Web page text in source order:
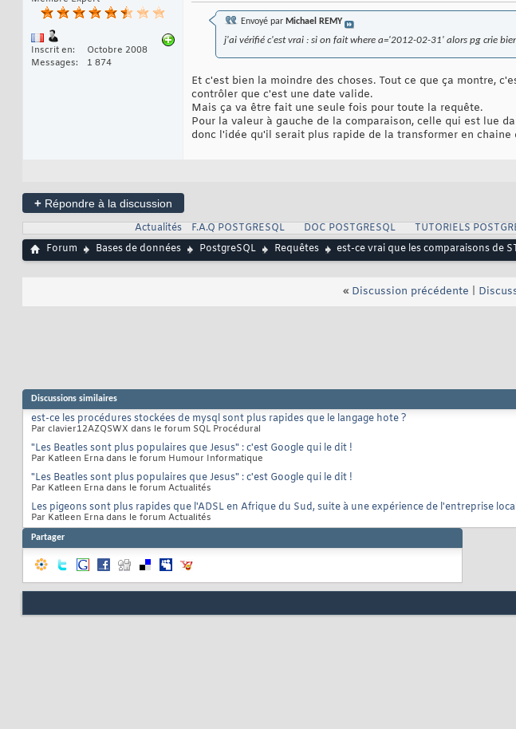
Inscrit en
Octobre 2008
Messages
1 874
Envoyé par Michael REMY
j'ai vérifié c'est vrai : si on fait where a='2012-02-31' alors pg crie
Et c'est bien la moindre des choses. Tout ce que ça montre,
contrôler que c'est une date valide.
Mais ça va être fait une seule fois pour toute la requête.
Pour la valeur à gauche de la comparaison, celle qui est lue
donc l'idée qu'il serait plus rapide de la transformer en chaine
+ Répondre à la discussion
Actualités
F.A.Q POSTGRESQL DOC POSTGRESQL TUTORIELS
Forum
Bases de données PostgreSQL Requêtes est-ce vrai que les comparaisons de
« Discussion précédente
Discussions similaires
est-ce les procédures stockées de mysql sont plus rapides que le langage hote ?
Par clavier12AZQSWX dans le forum SQL Procédural
"Les Beatles sont plus populaires que Jesus" : c'est Google qui le dit !
Par Katleen Erna dans le forum Humour Informatique
"Les Beatles sont plus populaires que Jesus" : c'est Google qui le dit !
Par Katleen Erna dans le forum Actualités
Les pigeons sont plus rapides que l'ADSL en Afrique du Sud, suite à une expérience de l'entreprise
Par Katleen Erna dans le forum Actualités
Partager